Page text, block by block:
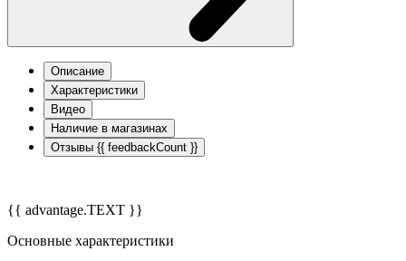
Описание
Характеристики
Видео
Наличие в магазинах
Отзывы {{ feedbackCount }}
{{ advantage.TEXT }}
Основные характеристики